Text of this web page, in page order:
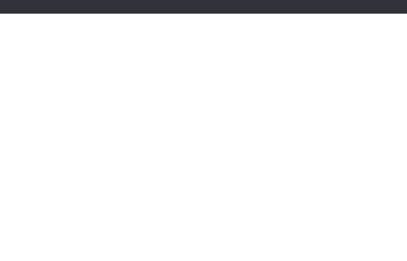
לזרים ולתיירים. מעבר לכך כל האזור הסמוך לטבעת-רינג